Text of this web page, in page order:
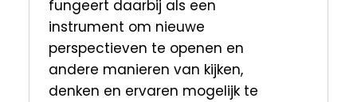
fungeert daarbij als een
instrument om nieuwe
perspectieven te openen en
andere manieren van kijken,
denken en ervaren mogelijk te